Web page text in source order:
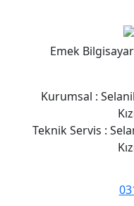
Emek
Kurumsal :
Teknik Servis :